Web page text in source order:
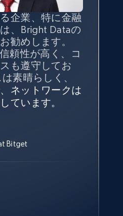
engagement rate,
link, Predicted lang,
無料トライアル
and more.
企業、特に金融
、Bright Dataの
勧めします。
頼性が高く、コ
も遵守してお
素晴らしく、
ネットワークは
ています。
Bitget
から公開ウェブ
る機能なしで
すべての媒体に
たこと、またそ
えることはでき
長を遂げること
でしょう。
から公開ウェブ
る機能なしで
すべての媒体に
たこと、またそ
えることはでき
Dataのサポー
長を遂げること
でしょう。
Sport
えば、Bright
は極めて貴重な
Dataのおか
ーズを満たすの
ェブデータを収
開発スタッフの
のプロセスを最
Analytics, Business
量を最大限に確
も重要であり、
とtgndataの
力を発揮しま
感銘を受けてお
には全体的に大
す。アカウント
は定期的な連絡
非常に協力的で
提携には大変満
。全てが順調
クは非常に 安定
スタマーサービス
ます。 サポート